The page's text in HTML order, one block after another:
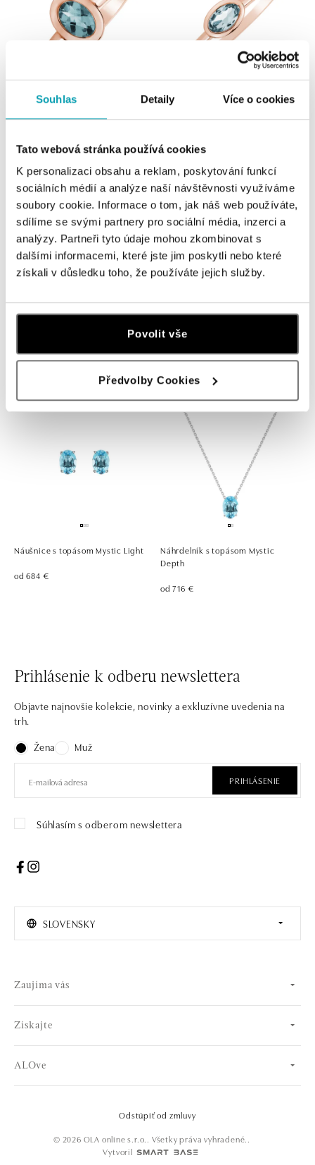
Souhlas Detaily Více o cookies
Tato webová stránka používá cookies
K personalizaci obsahu a reklam, poskytování funkcí
sociálních médií a analýze naší návštěvnosti využíváme
soubory cookie. Informace o tom, jak náš web používáte,
sdílíme se svými partnery pro sociální média, inzerci a
analýzy. Partneři tyto údaje mohou zkombinovat s
dalšími informacemi, které jste jim poskytli nebo které
získali v důsledku toho, že používáte jejich služby.
Povolit vše
Předvolby Cookies
od 717 € od 402 €
Prsteň s topásom sky Bonbon
od 601 €
Prsteň s topásom Mystic Light
od 650 €
Náušnice s topásom Mystic Light
od 684 €
Náhrdelník s topásom Mystic
Depth
od 716 €
Prihlásenie k odberu newslettera
Objavte najnovšie kolekcie, novinky a exkluzívne uvedenia na
trh.
Žena
Muž
PRIHLÁSENIE
Súhlasím s odberom newslettera
SLOVENSKY
Zaujíma vás
Získajte
ALOve
© 2026 OLA online s.r.o.. Všetky práva vyhradené..
Vytvoril
Odstúpiť od zmluvy